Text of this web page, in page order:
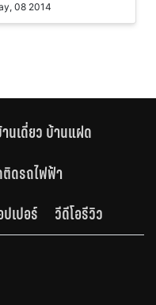
08 2014
นเดี่ยว บ้านแฝด
ติดรถไฟฟ้า
เปอร์ วีดีโอรีวิว